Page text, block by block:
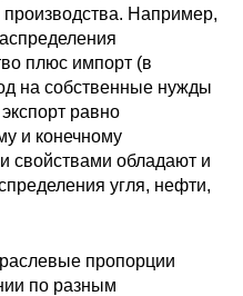
производства. Например,
плюс импорт (в
на собственные нужды
равно
и конечному
свойствами обладают и
угля, нефти,
пропорции
по разным